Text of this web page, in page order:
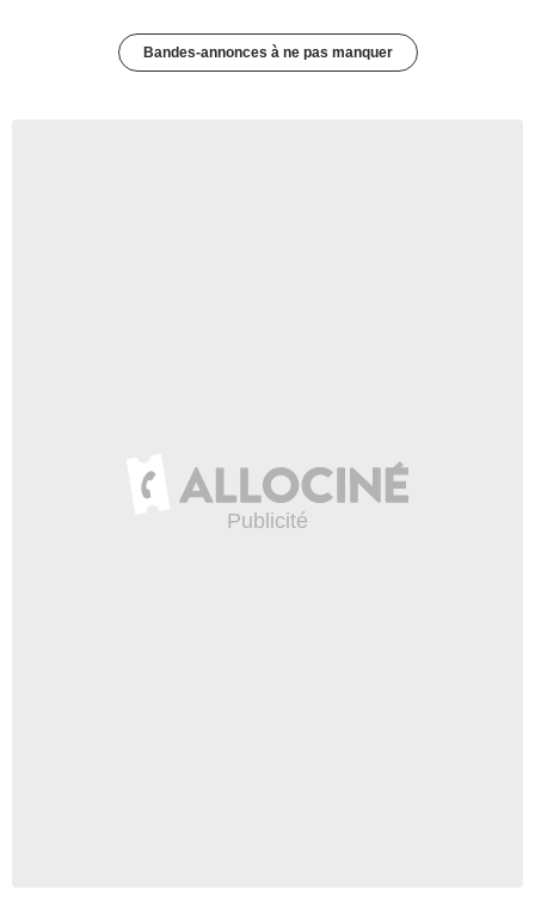
Bandes-annonces à ne pas manquer